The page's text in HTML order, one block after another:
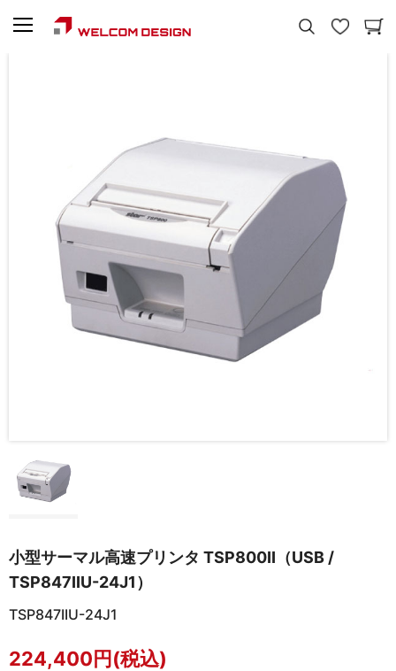
小型サーマル高速プリンタ TSP800II（USB /
TSP847IIU-24J1）
TSP847IIU-24J1
224,400円(税込)